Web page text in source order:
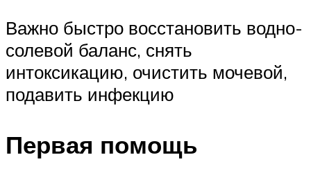
Важно быстро восстановить водно-
солевой баланс, снять
интоксикацию, очистить мочевой,
подавить инфекцию
Первая помощь